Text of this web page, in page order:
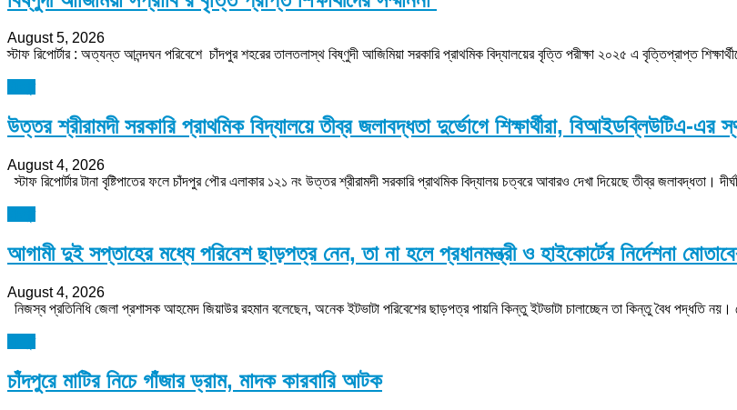
August 5, 2026
স্টাফ রিপোর্টার : অত্যন্ত আনন্দঘন পরিবেশে চাঁদপুর শহরের তালতলাস্থ বিষ্ণুদী আজিমিয়া সরকারি প্রাথমিক বিদ্যালয়ের বৃত্তি পরীক্ষা ২০২৫ এ বৃত্তিপ্রাপ্ত
উত্তর শ্রীরামদী সরকারি প্রাথমিক বিদ্যালয়ে তীব্র জলাবদ্ধতা দুর্ভোগে শিক্ষার্থীরা, বিআইডব্লিউটিএ-এর
August 4, 2026
স্টাফ রিপোর্টার টানা বৃষ্টিপাতের ফলে চাঁদপুর পৌর এলাকার ১২১ নং উত্তর শ্রীরামদী সরকারি প্রাথমিক বিদ্যালয় চত্বরে আবারও দেখা দিয়েছে তীব্র জলাবদ্ধতা।
আগামী দুই সপ্তাহের মধ্যে পরিবেশ ছাড়পত্র নেন, তা না হলে প্রধানমন্ত্রী ও হাইকোর্টের নির্দেশনা
August 4, 2026
নিজস্ব প্রতিনিধি জেলা প্রশাসক আহমেদ জিয়াউর রহমান বলেছেন, অনেক ইটভাটা পরিবেশের ছাড়পত্র পায়নি কিন্তু ইটভাটা চালাচ্ছেন তা কিন্তু বৈধ পদ্ধতি
চাঁদপুরে মাটির নিচে গাঁজার ড্রাম, মাদক কারবারি আটক